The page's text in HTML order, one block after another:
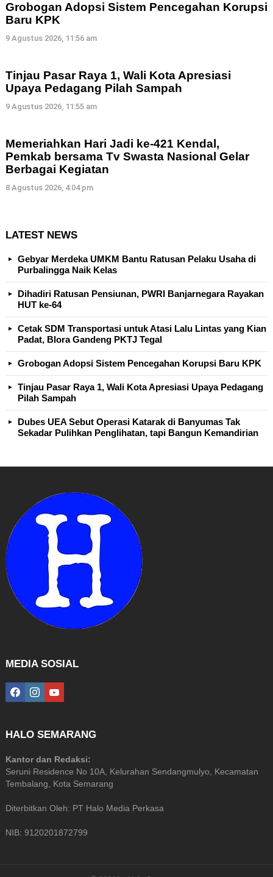
Grobogan Adopsi Sistem Pencegahan Korupsi
Baru KPK
9 Agustus 2026, 11:56 am
Tinjau Pasar Raya 1, Wali Kota Apresiasi
Upaya Pedagang Pilah Sampah
9 Agustus 2026, 11:55 am
Memeriahkan Hari Jadi ke-421 Kendal,
Pemkab bersama Tv Swasta Nasional Gelar
Berbagai Kegiatan
8 Agustus 2026, 4:04 pm
LATEST NEWS
Gebyar Merdeka UMKM Bantu Ratusan Pelaku Usaha di
Purbalingga Naik Kelas
Dihadiri Ratusan Pensiunan, PWRI Banjarnegara Rayakan
HUT ke-64
Cetak SDM Transportasi untuk Atasi Lalu Lintas yang Kian
Padat, Blora Gandeng PKTJ Tegal
Grobogan Adopsi Sistem Pencegahan Korupsi Baru KPK
Tinjau Pasar Raya 1, Wali Kota Apresiasi Upaya Pedagang
Pilah Sampah
Dubes UEA Sebut Operasi Katarak di Banyumas Tak
Sekadar Pulihkan Penglihatan, tapi Bangun Kemandirian
MEDIA SOSIAL
facebookinstagramyoutube
HALO SEMARANG
Kantor dan Redaksi:
Seruni Residence No 10A, Kelurahan Sendangmulyo, Kecamatan
Tembalang, Kota Semarang
Diterbitkan Oleh: PT Halo Media Perkasa
NIB: 9120201872799